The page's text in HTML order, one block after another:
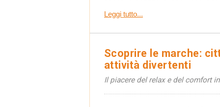
Leggi tutto...
Scoprire le marche:
attività divertenti
Il piacere del relax e del comfort